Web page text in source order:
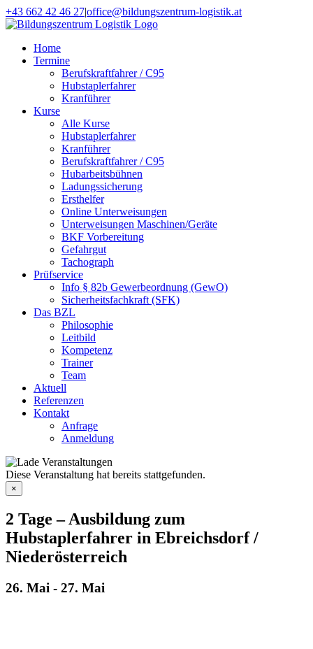
Zum
Inhalt
+43 662 42 46 27|office@bildungszentrum-logistik.at
Facebook
E-
Home
Termine
Berufskraftfahrer / C95
Hubstaplerfahrer
Kranführer
Kurse
Alle Kurse
Hubstaplerfahrer
Kranführer
Berufskraftfahrer / C95
Hubarbeitsbühnen
Ladungssicherung
Ersthelfer
Online Unterweisungen
Unterweisungen Maschinen/Geräte
BKF Vorbereitung
Gefahrgut
Tachograph
Prüfservice
Info § 82b Gewerbeordnung (GewO)
Sicherheitsfachkraft (SFK)
Das BZL
Philosophie
Leitbild
Kompetenz
Trainer
Team
Aktuell
Referenzen
Kontakt
Anfrage
Anmeldung
Diese Veranstaltung hat bereits stattgefunden.
×
2 Tage – Ausbildung zum
Hubstaplerfahrer in Ebreichsdorf /
Niederösterreich
26. Mai - 27. Mai